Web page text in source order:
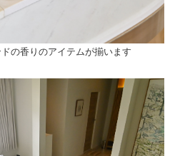
の香りのアイテムが揃います